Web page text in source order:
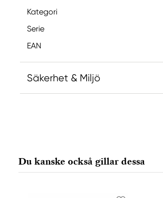
Kategori
Serie
EAN
Säkerhet & Miljö
65205 Wiesbaden, Germany
export@holtz-gmbh.de
Du kanske också gillar dessa